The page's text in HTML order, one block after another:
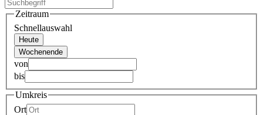
Zeitraum
Schnellauswahl
Heute
Wochenende
von
bis
Umkreis
Ort